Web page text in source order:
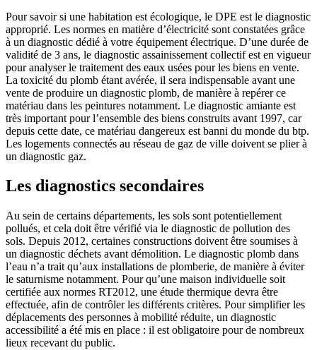
Pour savoir si une habitation est écologique, le DPE est le diagnostic
approprié. Les normes en matière d’électricité sont constatées grâce
à un diagnostic dédié à votre équipement électrique. D’une durée de
validité de 3 ans, le diagnostic assainissement collectif est en vigueur
pour analyser le traitement des eaux usées pour les biens en vente.
La toxicité du plomb étant avérée, il sera indispensable avant une
vente de produire un diagnostic plomb, de manière à repérer ce
matériau dans les peintures notamment. Le diagnostic amiante est
très important pour l’ensemble des biens construits avant 1997, car
depuis cette date, ce matériau dangereux est banni du monde du btp.
Les logements connectés au réseau de gaz de ville doivent se plier à
un diagnostic gaz.
Les diagnostics secondaires
Au sein de certains départements, les sols sont potentiellement
pollués, et cela doit être vérifié via le diagnostic de pollution des
sols. Depuis 2012, certaines constructions doivent être soumises à
un diagnostic déchets avant démolition. Le diagnostic plomb dans
l’eau n’a trait qu’aux installations de plomberie, de manière à éviter
le saturnisme notamment. Pour qu’une maison individuelle soit
certifiée aux normes RT2012, une étude thermique devra être
effectuée, afin de contrôler les différents critères. Pour simplifier les
déplacements des personnes à mobilité réduite, un diagnostic
accessibilité a été mis en place : il est obligatoire pour de nombreux
lieux recevant du public.